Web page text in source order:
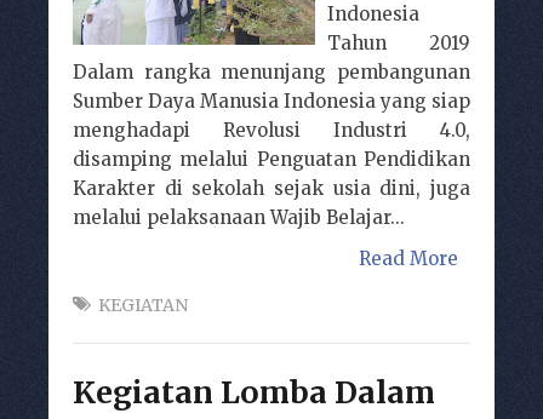
Indonesia
Tahun 2019
Dalam rangka menunjang pembangunan
Sumber Daya Manusia Indonesia yang siap
menghadapi Revolusi Industri 4.0,
disamping melalui Penguatan Pendidikan
Karakter di sekolah sejak usia dini, juga
melalui pelaksanaan Wajib Belajar...
Read More
KEGIATAN
Kegiatan Lomba Dalam